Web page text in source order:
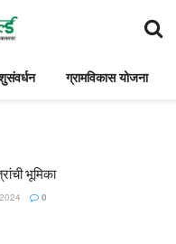
ग्रामविकास योजना
भूमिका
0